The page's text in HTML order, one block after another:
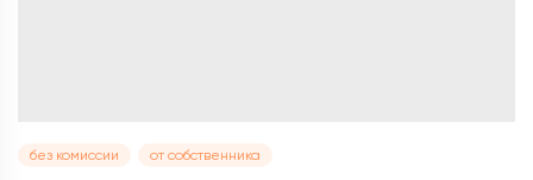
без комиссии от собственника